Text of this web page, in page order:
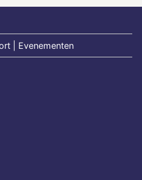
| Evenementen